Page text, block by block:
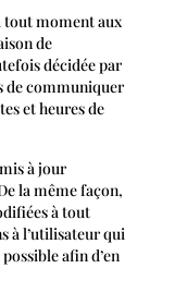
tout moment aux
de
décidée par
de communiquer
et heures de
à jour
la même façon,
à tout
à l’utilisateur qui
afin d’en